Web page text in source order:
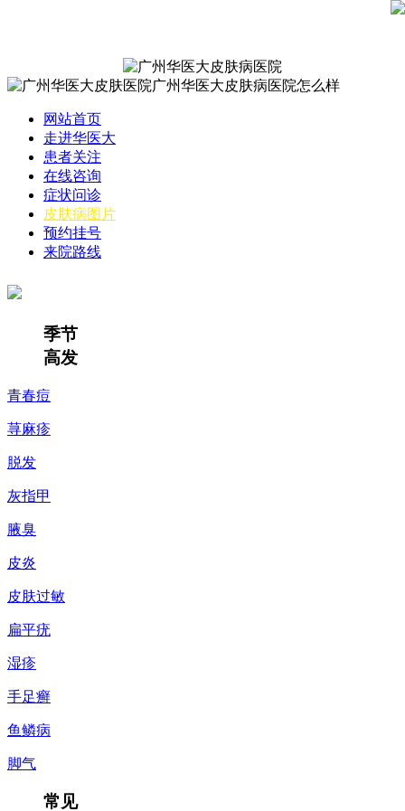
网站首页
走进华医大
患者关注
在线咨询
症状问诊
皮肤病图片
预约挂号
来院路线
季节
高发
青春痘
荨麻疹
脱发
灰指甲
腋臭
皮炎
皮肤过敏
扁平疣
湿疹
手足癣
鱼鳞病
脚气
常见